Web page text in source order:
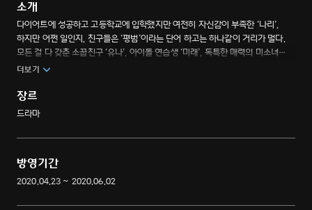
소개
다이어트에 성공하고 고등학교에 입학했지만 여전히 자신감이 부족한 ‘나리’.
하지만 어쩐 일인지, 친구들은 ‘평범’이라는 단어 하고는 하나같이 거리가 멀다.
모든 걸 다 갖춘 소꿉친구 ‘유나’, 아이돌 연습생 ‘미래’, 독특한 매력의 미소녀
‘선지’까지. 성격도 진로도 너무 다른 K-여고생들의 우정이란 이런 것! 17세
더보기
장르
드라마
방영기간
2020.04.23 ~ 2020.06.02